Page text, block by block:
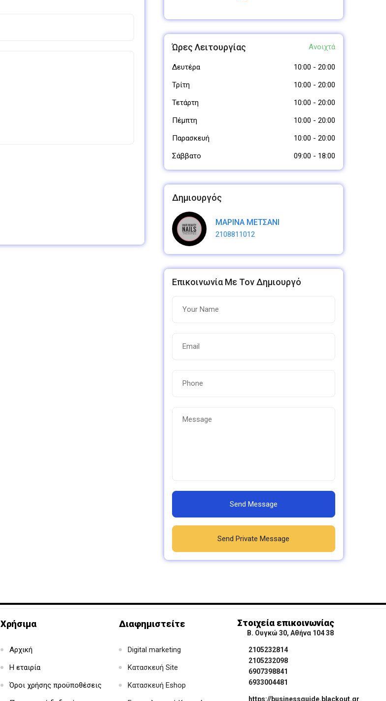
Ώρες Λειτουργίας Ανοιχτά
Δευτέρα 10:00 - 20:00
Τρίτη
10:00 - 20:00
Τετάρτη
10:00 - 20:00
Πέμπτη
10:00 - 20:00
Παρασκευή
10:00 - 20:00
Σάββατο
09:00 - 18:00
Δημιουργός
ΜΑΡΙΝΑ ΜΕΤΣΑΝI
2108811012
Επικοινωνία Με Τον Δημιουργό
Send Message
Send Private Message
Χρήσιμα
Αρχική
Η εταιρία
Όροι χρήσης προϋποθέσεις
Διαφημιστείτε
Digital marketing
Κατασκευή Site
Κατασκευή Eshop
Στοιχεία επικοινωνίας
Β. Ουγκώ 30, Αθήνα 104 38
2105232814
2105232098
6907398841
6933004481
https://businessguide.blackout.gr